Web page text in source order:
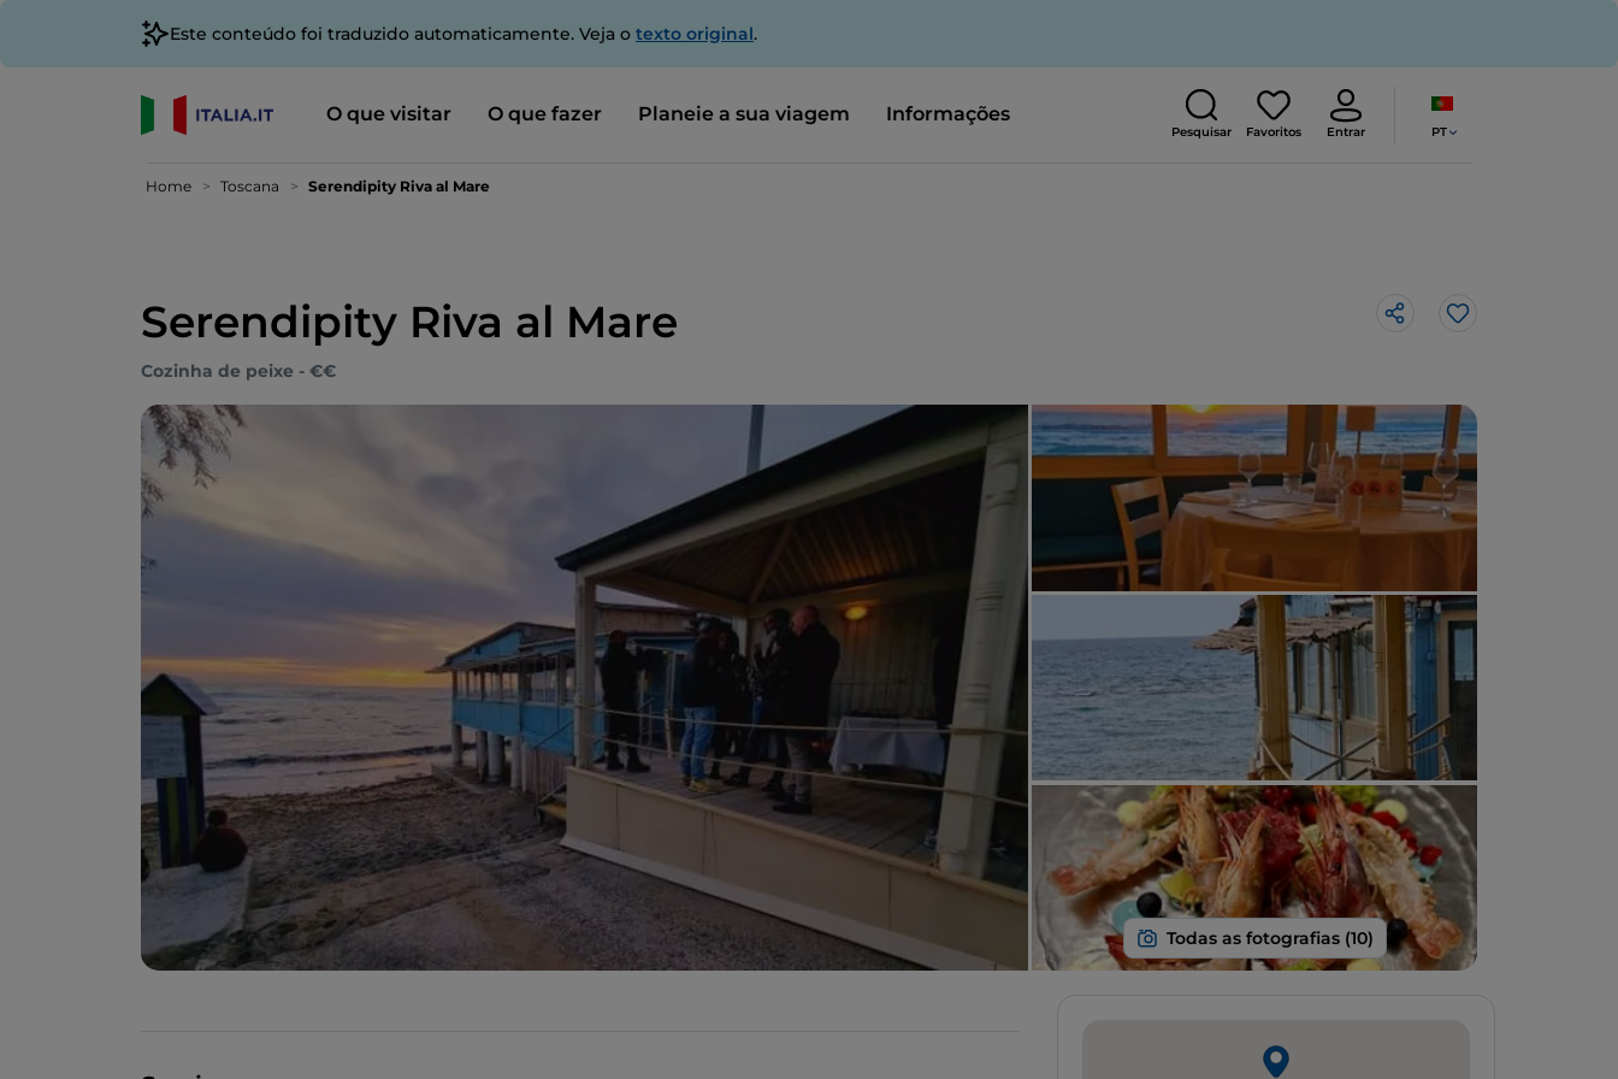
Este conteúdo foi traduzido automaticamente. Veja o texto original.
O que visitar O que fazer Planeie a sua viagem Informações
Pesquisar Favoritos Entrar PT
Home Toscana Serendipity Riva al Mare
Serendipity Riva al Mare Gosto
Cozinha de peixe - €€